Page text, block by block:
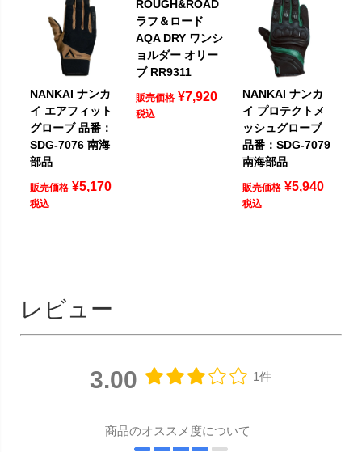
NANKAI ナンカ
イ エアフィット
グローブ 品番：
SDG-7076 南海
部品
販売価格 ¥5,170
税込
ROUGH&ROAD
ラフ＆ロード
AQA DRY ワンシ
ョルダー オリー
ブ RR9311
販売価格 ¥7,920
税込
NANKAI ナンカ
イ プロテクトメ
ッシュグローブ
品番：SDG-7079
南海部品
販売価格 ¥5,940
税込
レビュー
3.00 1件
商品のオススメ度について